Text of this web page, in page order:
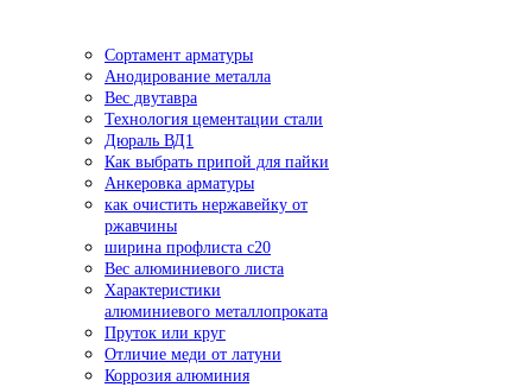
Сортамент арматуры
Анодирование металла
Вес двутавра
Технология цементации стали
Дюраль ВД1
Как выбрать припой для пайки
Анкеровка арматуры
как очистить нержавейку от
ржавчины
ширина профлиста с20
Вес алюминиевого листа
Характеристики
алюминиевого металлопроката
Пруток или круг
Отличие меди от латуни
Коррозия алюминия